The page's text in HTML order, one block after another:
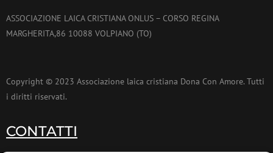
ASSOCIAZIONE LAICA CRISTIANA ONLUS – CORSO REGINA
MARGHERITA,86 10088 VOLPIANO (TO)
Copyright © 2023 Associazione laica cristiana Dona Con Amore. Tutti
i diritti riservati.
CONTATTI